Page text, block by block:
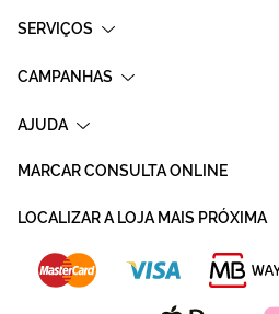
SERVIÇOS
CAMPANHAS
AJUDA
MARCAR CONSULTA ONLINE
LOCALIZAR A LOJA MAIS PRÓXIMA